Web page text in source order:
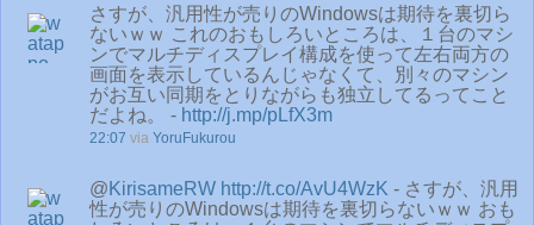
さすが、汎用性が売りのWindowsは期待を裏切ら
ないｗｗ これのおもしろいところは、１台のマシ
ンでマルチディスプレイ構成を使って左右両方の
画面を表示しているんじゃなくて、別々のマシン
がお互い同期をとりながらも独立してるってこと
だよね。 - http://j.mp/pLfX3m
22:07 via YoruFukurou
@ KirisameRW http://t.co/AvU4WzK - さすが、汎用
性が売りのWindowsは期待を裏切らないｗｗ おも